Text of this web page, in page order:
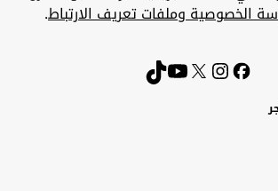
الخصوصية وملفات تعريف الارتباط.